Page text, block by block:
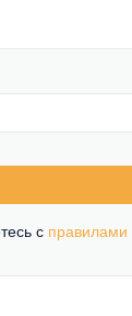
c правилами